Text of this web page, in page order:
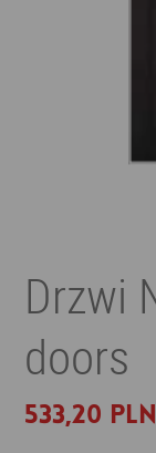
Drzwi
doors
533,20 PLN